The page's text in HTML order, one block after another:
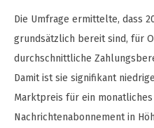
Die Umfrage ermittelte, dass
grundsätzlich bereit sind, für
durchschnittliche
Damit ist sie signifikant
Marktpreis für ein
Nachrichtenabonnement in